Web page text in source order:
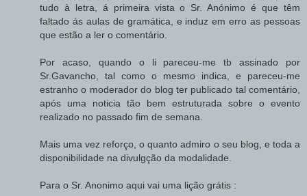
tudo à letra, á primeira vista o Sr. Anónimo é que têm
faltado ás aulas de gramática, e induz em erro as pessoas
que estão a ler o comentário.
Por acaso, quando o li pareceu-me tb assinado por
Sr.Gavancho, tal como o mesmo indica, e pareceu-me
estranho o moderador do blog ter publicado tal comentário,
após uma noticia tão bem estruturada sobre o evento
realizado no passado fim de semana.
Mais uma vez reforço, o quanto admiro o seu blog, e toda a
disponibilidade na divulgção da modalidade.
Para o Sr. Anonimo aqui vai uma lição grátis :